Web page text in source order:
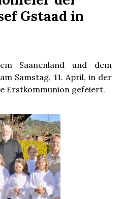
Gstaad in
Saanenland und dem
Samstag, 11. April, in der
Erstkommunion gefeiert.